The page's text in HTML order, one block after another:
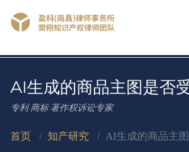
AI生成的商品主图是否
专利 商标 著作权诉讼专家
首页 / 知产研究 / AI生成的商品主